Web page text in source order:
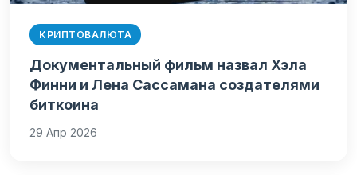
КРИПТОВАЛЮТА
Документальный фильм назвал Хэла
Финни и Лена Сассамана создателями
биткоина
29 Апр 2026